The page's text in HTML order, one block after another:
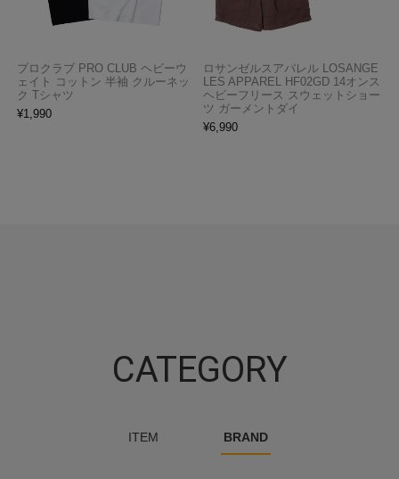
プロクラブ PRO CLUB ヘビーウ
ェイト コットン 半袖 クルーネッ
ク Tシャツ
¥1,990
ロサンゼルスアパレル LOSANGE
LES APPAREL HF02GD 14オンス
ヘビーフリース スウェットショー
ツ ガーメントダイ
¥6,990
CATEGORY
ITEM BRAND